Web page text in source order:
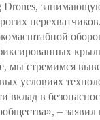
мы стремимся
условиях
вклад в
– заявил